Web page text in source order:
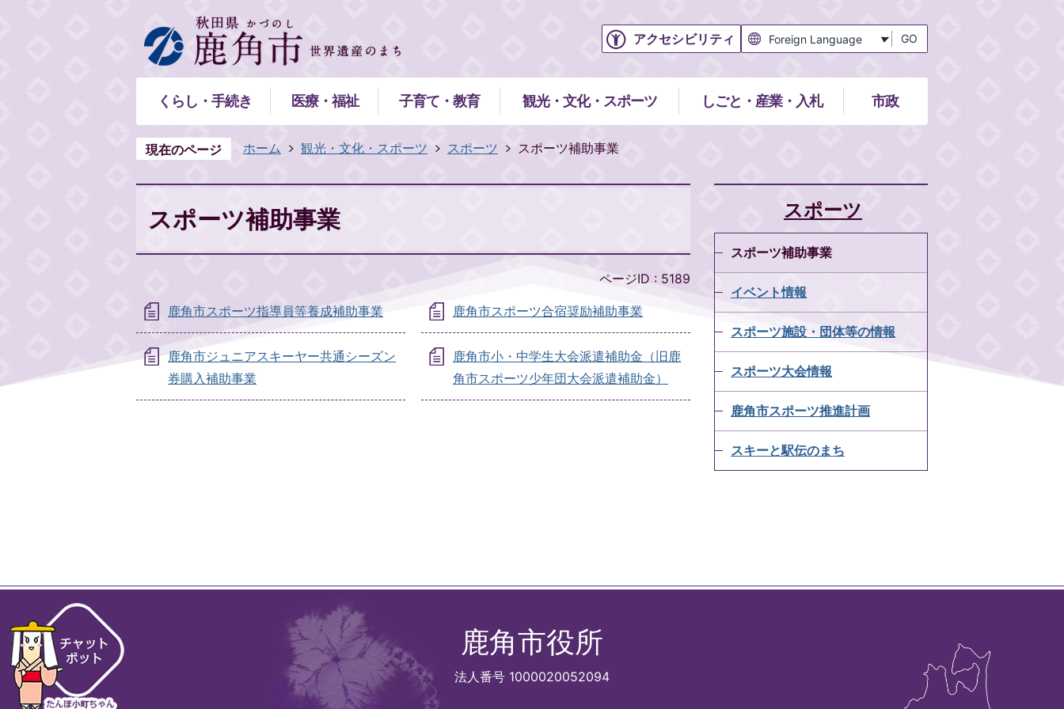
アクセシビリティ GO
くらし・手続き 医療・福祉 子育て・教育 観光・文化・スポーツ しごと・産業・入札 市政
現在のページ ホーム 観光・文化・スポーツ スポーツ スポーツ補助事業
スポーツ補助事業
ページID : 5189
鹿角市スポーツ指導員等養成補助事業 鹿角市スポーツ合宿奨励補助事業
鹿角市ジュニアスキーヤー共通シーズン
券購入補助事業
鹿角市小・中学生大会派遣補助金（旧鹿
角市スポーツ少年団大会派遣補助金）
スポーツ
スポーツ補助事業
イベント情報
スポーツ施設・団体等の情報
スポーツ大会情報
鹿角市スポーツ推進計画
スキーと駅伝のまち
鹿角市役所
法人番号 1000020052094